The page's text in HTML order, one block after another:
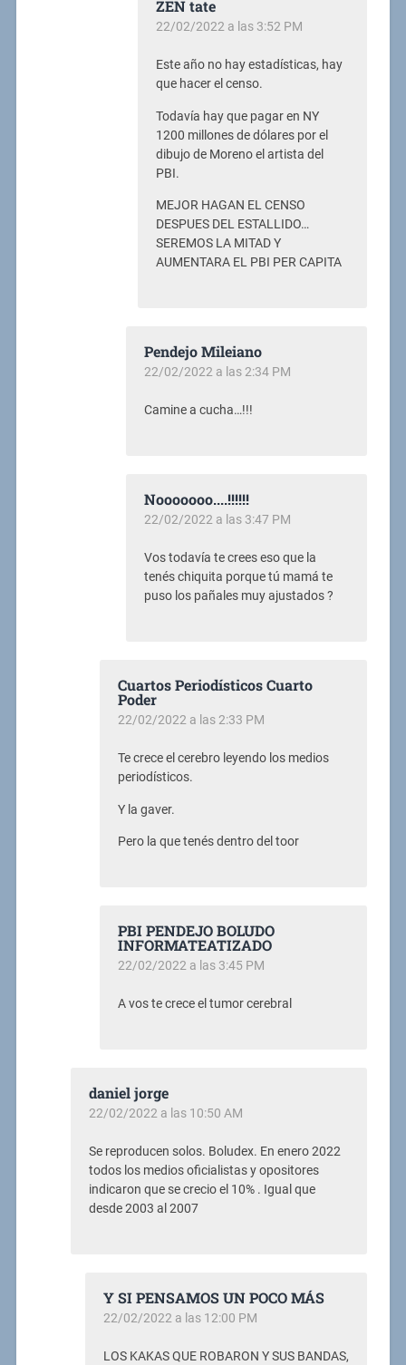
ZEN tate
22/02/2022 a las 3:52 PM
Este año no hay estadísticas, hay
que hacer el censo.
Todavía hay que pagar en NY
1200 millones de dólares por el
dibujo de Moreno el artista del
PBI.
MEJOR HAGAN EL CENSO
DESPUES DEL ESTALLIDO…
SEREMOS LA MITAD Y
AUMENTARA EL PBI PER CAPITA
Pendejo Mileiano
22/02/2022 a las 2:34 PM
Camine a cucha…!!!
Nooooooo....!!!!!!
22/02/2022 a las 3:47 PM
Vos todavía te crees eso que la
tenés chiquita porque tú mamá te
puso los pañales muy ajustados ?
Cuartos Periodísticos Cuarto
Poder
22/02/2022 a las 2:33 PM
Te crece el cerebro leyendo los medios
periodísticos.
Y la gaver.
Pero la que tenés dentro del toor
PBI PENDEJO BOLUDO
INFORMATEATIZADO
22/02/2022 a las 3:45 PM
A vos te crece el tumor cerebral
daniel jorge
22/02/2022 a las 10:50 AM
Se reproducen solos. Boludex. En enero 2022
todos los medios oficialistas y opositores
indicaron que se crecio el 10% . Igual que
desde 2003 al 2007
Y SI PENSAMOS UN POCO MÁS
22/02/2022 a las 12:00 PM
LOS KAKAS QUE ROBARON Y SUS BANDAS,